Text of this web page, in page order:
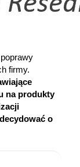
na produkty
o